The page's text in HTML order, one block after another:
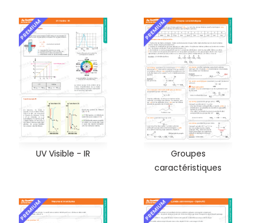
PREMIUM
UV Visible - IR
PREMIUM
Groupes
caractéristiques
PREMIUM PREMIUM